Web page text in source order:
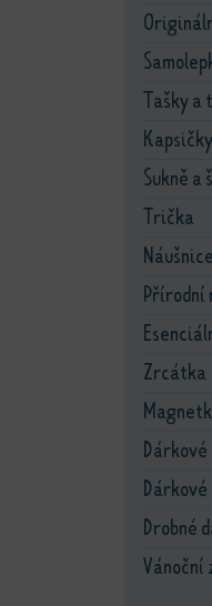
Tašky
Sukně a
Trička
Přírodní
Zrcátka
Dárkové
Drobné
Vánoční